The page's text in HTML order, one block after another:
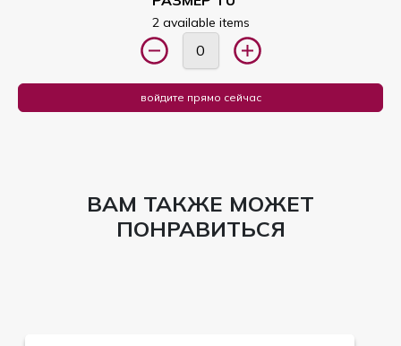
2 available items
войдите прямо сейчас
ВАМ ТАКЖЕ МОЖЕТ
ПОНРАВИТЬСЯ